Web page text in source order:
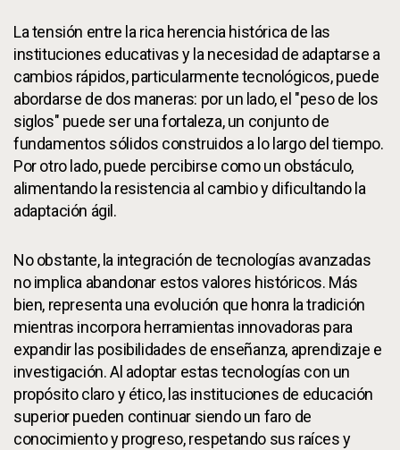
La tensión entre la rica herencia histórica de las
instituciones educativas y la necesidad de adaptarse a
cambios rápidos, particularmente tecnológicos, puede
abordarse de dos maneras: por un lado, el "peso de los
siglos" puede ser una fortaleza, un conjunto de
fundamentos sólidos construidos a lo largo del tiempo.
Por otro lado, puede percibirse como un obstáculo,
alimentando la resistencia al cambio y dificultando la
adaptación ágil.
No obstante, la integración de tecnologías avanzadas
no implica abandonar estos valores históricos. Más
bien, representa una evolución que honra la tradición
mientras incorpora herramientas innovadoras para
expandir las posibilidades de enseñanza, aprendizaje e
investigación. Al adoptar estas tecnologías con un
propósito claro y ético, las instituciones de educación
superior pueden continuar siendo un faro de
conocimiento y progreso, respetando sus raíces y